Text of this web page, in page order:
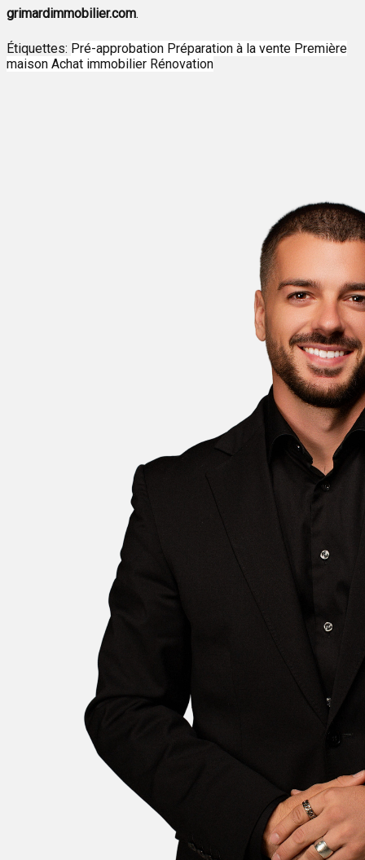
grimardimmobilier.com.
Étiquettes: Pré-approbation Préparation à la vente Première
maison Achat immobilier Rénovation